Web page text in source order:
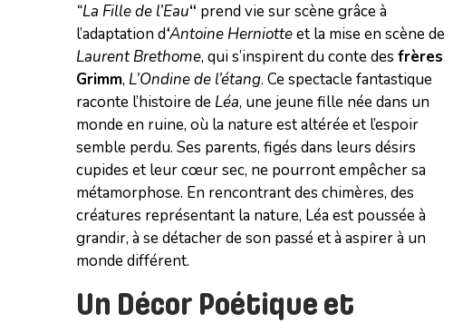
“La Fille de l’Eau“ prend vie sur scène grâce à
l’adaptation d‘Antoine Herniotteet la mise en scène de
Laurent Brethome, qui s’inspirent du conte desfrères
Grimm, L’Ondine de l’étang. Ce spectacle fantastique
raconte l’histoire de Léa, une jeune fille née dans un
monde en ruine, où la nature est altérée et l’espoir
semble perdu. Ses parents, figés dans leurs désirs
cupides et leur cœur sec, ne pourront empêcher sa
métamorphose. En rencontrant des chimères, des
créatures représentant la nature, Léa est poussée à
grandir, à se détacher de son passé et à aspirer à un
monde différent.
Un Décor Poétique et